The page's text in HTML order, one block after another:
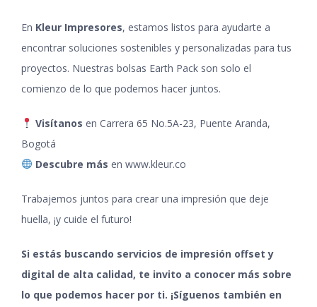
En Kleur Impresores, estamos listos para ayudarte a
encontrar soluciones sostenibles y personalizadas para tus
proyectos. Nuestras bolsas Earth Pack son solo el
comienzo de lo que podemos hacer juntos.
Visítanos en Carrera 65 No.5A-23, Puente Aranda,
Bogotá
Descubre más en www.kleur.co
Trabajemos juntos para crear una impresión que deje
huella, ¡y cuide el futuro!
Si estás buscando servicios de impresión offset y
digital de alta calidad, te invito a conocer más sobre
lo que podemos hacer por ti. ¡Síguenos también en